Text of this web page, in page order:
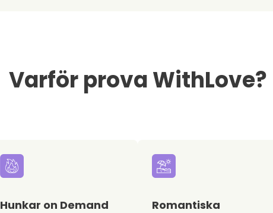
Varför prova WithLove?
Hunkar on Demand
Romantiska